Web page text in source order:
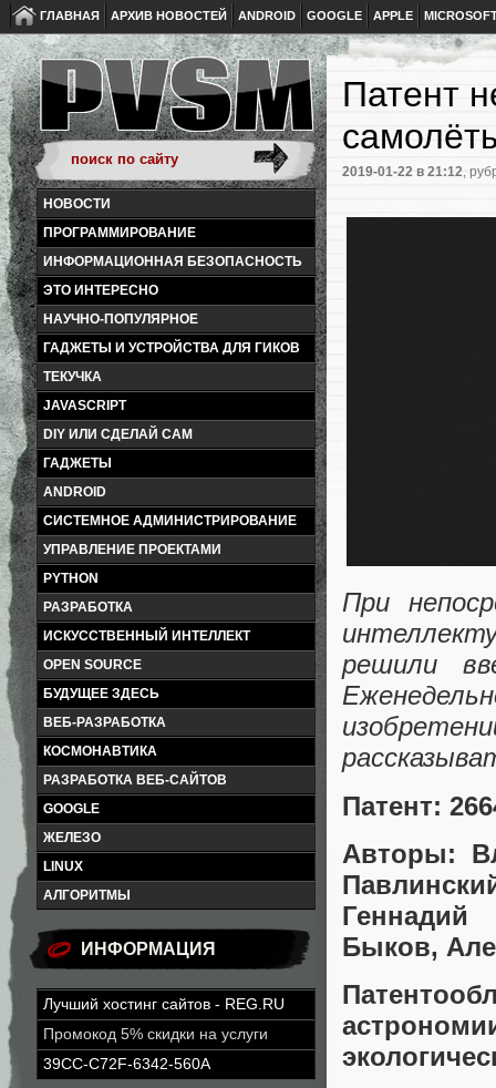
ГЛАВНАЯ АРХИВ НОВОСТЕЙ ANDROID GOOGLE APPLE
НОВОСТИ
ПРОГРАММИРОВАНИЕ
ИНФОРМАЦИОННАЯ БЕЗОПАСНОСТЬ
ЭТО ИНТЕРЕСНО
НАУЧНО-ПОПУЛЯРНОЕ
ГАДЖЕТЫ И УСТРОЙСТВА ДЛЯ ГИКОВ
ТЕКУЧКА
JAVASCRIPT
DIY ИЛИ СДЕЛАЙ САМ
ГАДЖЕТЫ
ANDROID
СИСТЕМНОЕ АДМИНИСТРИРОВАНИЕ
УПРАВЛЕНИЕ ПРОЕКТАМИ
PYTHON
РАЗРАБОТКА
ИСКУССТВЕННЫЙ ИНТЕЛЛЕКТ
OPEN SOURCE
БУДУЩЕЕ ЗДЕСЬ
ВЕБ-РАЗРАБОТКА
КОСМОНАВТИКА
РАЗРАБОТКА ВЕБ-САЙТОВ
GOOGLE
ЖЕЛЕЗО
LINUX
АЛГОРИТМЫ
ИНФОРМАЦИЯ
Лучший хостинг сайтов - REG.RU
Промокод 5% скидки на услуги
39CC-C72F-6342-560A
Патент
2019-01-22 в 21:12,
При
решили
Патент:
Авторы:
Быков,